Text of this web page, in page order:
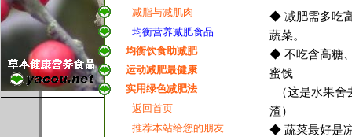
减脂与减肌肉
均衡营养减肥食品
均衡饮食助减肥
运动减肥最健康
实用绿色减肥法
返回首页
推荐本站给您的朋友
◆ 减肥需多吃
蔬菜。
◆ 不吃含高糖
蜜饯
（这是水果舍
渣）
◆ 蔬菜最好是